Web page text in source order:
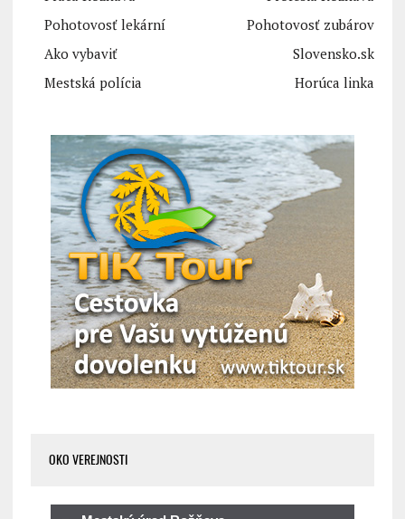
Pohotovosť lekární
Pohotovosť zubárov
Ako vybaviť
Slovensko.sk
Mestská polícia
Horúca linka
OKO VEREJNOSTI